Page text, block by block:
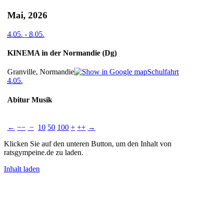
Mai, 2026
4.05. - 8.05.
KINEMA in der Normandie (Dg)
Granville, Normandie
Schulfahrt
4.05.
Abitur Musik
← −− − 10 50 100 + ++ →
Klicken Sie auf den unteren Button, um den Inhalt von
ratsgympeine.de zu laden.
Inhalt laden